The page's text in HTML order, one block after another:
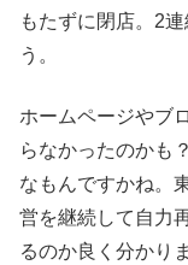
もたずに閉店。2
う。
ホームページやブ
らなかったのかも
なもんですかね。
営を継続して自力
るのか良く分かり